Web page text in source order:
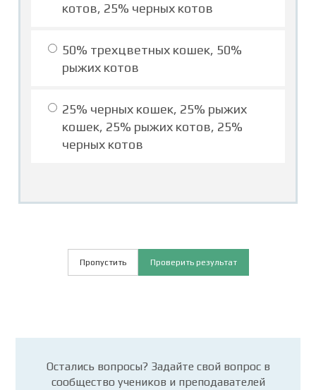
котов, 25% черных котов
50% трехцветных кошек, 50%
рыжих котов
25% черных кошек, 25% рыжих
кошек, 25% рыжих котов, 25%
черных котов
Пропустить Проверить результат
Остались вопросы? Задайте свой вопрос в
сообщество учеников и преподавателей